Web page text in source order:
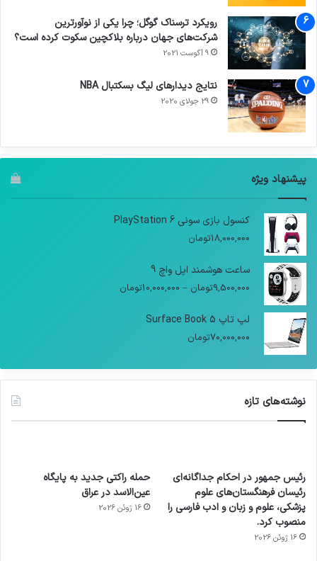
رویکرد ترسناک گوگل؛ چرا یکی از نوآورترین
شرکت‌های جهان درباره بلاکچین سکوت کرده است؟
9 آگوست 2021
نتایج دیدار‌های لیگ بسکتبال NBA
29 جولای 2020
پیشنهاد ویژه
کنسول بازی سونی PlayStation 6
18,000,000تومان
ساعت هوشمند اپل واچ 9
9,500,000تومان –
10,000,000تومان
لپ تاپ Surface Book 5
70,000,000تومان
نوشته‌های تازه
رئیس جمهور در احکام جداگانه‌ای
رئیسان فرهنگستان‌های علوم
پزشکی، علوم و زبان و ادب فارسی را
منصوب کرد.
16 ژوئن 2026
حمله راکتی جدید به پایگاه
عین‌الاسد در عراق
16 ژوئن 2026